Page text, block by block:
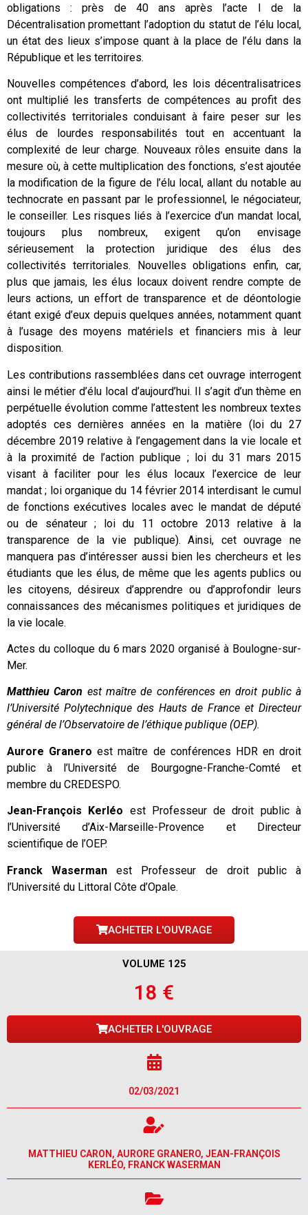
obligations : près de 40 ans après l’acte I de la
Décentralisation promettant l’adoption du statut de l’élu local,
un état des lieux s’impose quant à la place de l’élu dans la
République et les territoires.
Nouvelles compétences d’abord, les lois décentralisatrices
ont multiplié les transferts de compétences au profit des
collectivités territoriales conduisant à faire peser sur les
élus de lourdes responsabilités tout en accentuant la
complexité de leur charge. Nouveaux rôles ensuite dans la
mesure où, à cette multiplication des fonctions, s’est ajoutée
la modification de la figure de l’élu local, allant du notable au
technocrate en passant par le professionnel, le négociateur,
le conseiller. Les risques liés à l’exercice d’un mandat local,
toujours plus nombreux, exigent qu’on envisage
sérieusement la protection juridique des élus des
collectivités territoriales. Nouvelles obligations enfin, car,
plus que jamais, les élus locaux doivent rendre compte de
leurs actions, un effort de transparence et de déontologie
étant exigé d’eux depuis quelques années, notamment quant
à l’usage des moyens matériels et financiers mis à leur
disposition.
Les contributions rassemblées dans cet ouvrage interrogent
ainsi le métier d’élu local d’aujourd’hui. Il s’agit d’un thème en
perpétuelle évolution comme l’attestent les nombreux textes
adoptés ces dernières années en la matière (loi du 27
décembre 2019 relative à l’engagement dans la vie locale et
à la proximité de l’action publique ; loi du 31 mars 2015
visant à faciliter pour les élus locaux l’exercice de leur
mandat ; loi organique du 14 février 2014 interdisant le cumul
de fonctions exécutives locales avec le mandat de député
ou de sénateur ; loi du 11 octobre 2013 relative à la
transparence de la vie publique). Ainsi, cet ouvrage ne
manquera pas d’intéresser aussi bien les chercheurs et les
étudiants que les élus, de même que les agents publics ou
les citoyens, désireux d’apprendre ou d’approfondir leurs
connaissances des mécanismes politiques et juridiques de
la vie locale.
Actes du colloque du 6 mars 2020 organisé à Boulogne-sur-
Mer.
Matthieu Caron est maître de conférences en droit public à
l’Université Polytechnique des Hauts de France et Directeur
général de l’Observatoire de l’éthique publique (OEP).
Aurore Granero est maître de conférences HDR en droit
public à l’Université de Bourgogne-Franche-Comté et
membre du CREDESPO.
Jean-François Kerléo est Professeur de droit public à
l’Université d’Aix-Marseille-Provence et Directeur
scientifique de l’OEP.
Franck Waserman est Professeur de droit public à
l’Université du Littoral Côte d’Opale.
ACHETER L'OUVRAGE
VOLUME 125
18 €
ACHETER L'OUVRAGE
02/03/2021
MATTHIEU CARON, AURORE GRANERO, JEAN-FRANÇOIS
KERLÉO, FRANCK WASERMAN